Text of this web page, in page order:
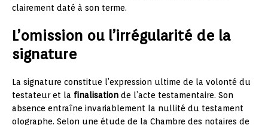
clairement daté à son terme.
L’omission ou l’irrégularité de la
signature
La signature constitue l’expression ultime de la volonté du
testateur et la finalisation de l’acte testamentaire. Son
absence entraîne invariablement la nullité du testament
olographe. Selon une étude de la Chambre des notaires de